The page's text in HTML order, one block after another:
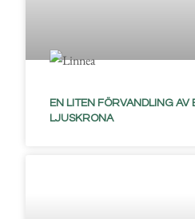
EN LITEN FÖRVANDLING AV
LJUSKRONA